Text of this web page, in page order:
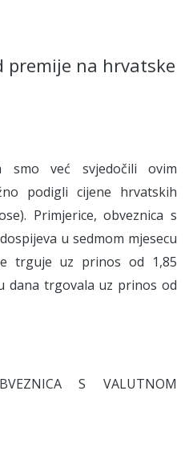
premije na hrvatske
smo već svjedočili ovim
podigli cijene hrvatskih
Primjerice, obveznica s
u sedmom mjesecu
trguje uz prinos od 1,85
dana trgovala uz prinos od
S VALUTNOM